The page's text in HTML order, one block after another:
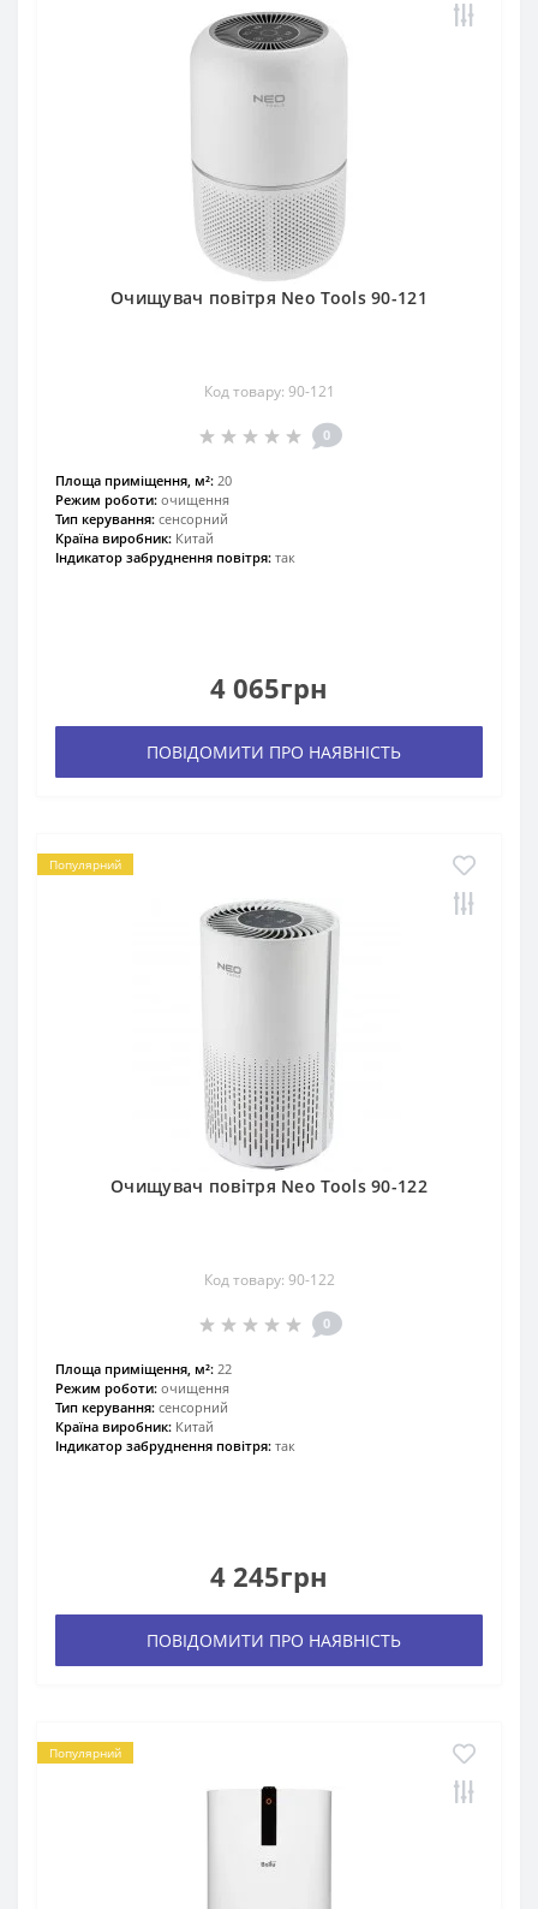
Очищувач повітря Neo Tools 90-121
Код товару: 90-121
0
Площа приміщення, м²: 20
Режим роботи: очищення
Тип керування: сенсорний
Країна виробник: Китай
Індикатор забруднення повітря: так
4 065грн
ПОВІДОМИТИ ПРО НАЯВНІСТЬ
Популярний
Очищувач повітря Neo Tools 90-122
Код товару: 90-122
0
Площа приміщення, м²: 22
Режим роботи: очищення
Тип керування: сенсорний
Країна виробник: Китай
Індикатор забруднення повітря: так
4 245грн
ПОВІДОМИТИ ПРО НАЯВНІСТЬ
Популярний